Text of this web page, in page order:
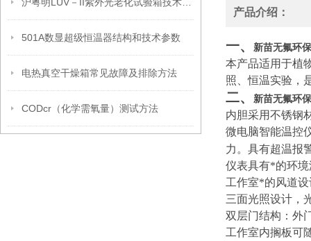
501A数显超级恒温器结构和技术参数
电热真空干燥箱常见故障及排除方法
CODcr（化学需氧量）测试方法
产品介绍：
一、 新苗无氟环
本产品适用于植
照、恒温实验，
二、 新苗无氟环
内胆采用不锈钢
微电脑智能温控
力。具有超温报
仪表具有*的环
工作室*的风道
三面光照设计，
双层门结构：外
工作室内搁板可